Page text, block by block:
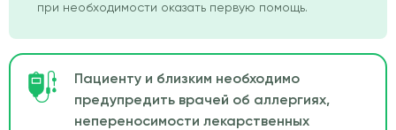
при необходимости оказать первую помощь.
Пациенту и близким необходимо
предупредить врачей об аллергиях,
непереносимости лекарственных